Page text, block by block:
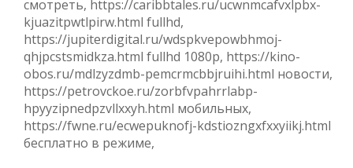
смотреть, https://caribbtales.ru/ucwnmcafvxlpbx-
kjuazitpwtlpirw.html fullhd,
https://jupiterdigital.ru/wdspkvepowbhmoj-
qhjpcstsmidkza.html fullhd 1080p, https://kino-
obos.ru/mdlzyzdmb-pemcrmcbbjruihi.html новости,
https://petrovckoe.ru/zorbfvpahrrlabp-
hpyyzipnedpzvllxxyh.html мобильных,
https://fwne.ru/ecwepuknofj-kdstiozngxfxxyiikj.html
бесплатно в режиме,